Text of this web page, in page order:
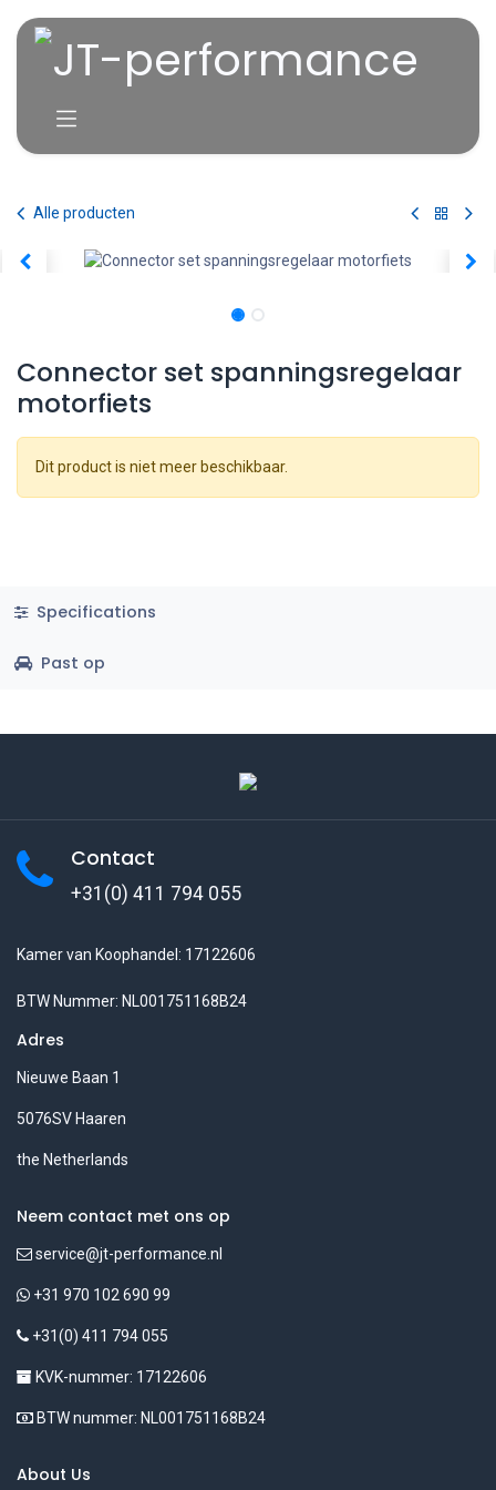
Alle producten
Connector set spanningsregelaar
motorfiets
Dit product is niet meer beschikbaar.
Specifications
Past op
Contact
+31(0) 411 794 055
Kamer van Koophandel: 17122606
BTW Nummer: NL001751168B24
Adres
Nieuwe Baan 1
5076SV Haaren
the Netherlands
Neem contact met ons op
service@jt-performance.nl
+31 970 102 690 99
+31(0) 411 794 055
KVK-nummer: 17122606
BTW nummer: NL001751168B24
About Us